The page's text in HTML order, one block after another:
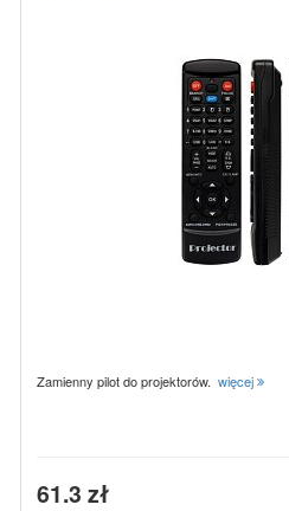
Zamienny pilot do projektorów. więcej
61.3 zł